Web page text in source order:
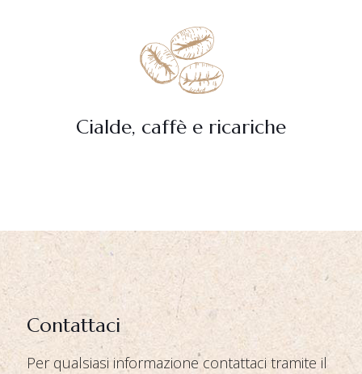
Cialde, caffè e ricariche
Contattaci
Per qualsiasi informazione contattaci tramite il